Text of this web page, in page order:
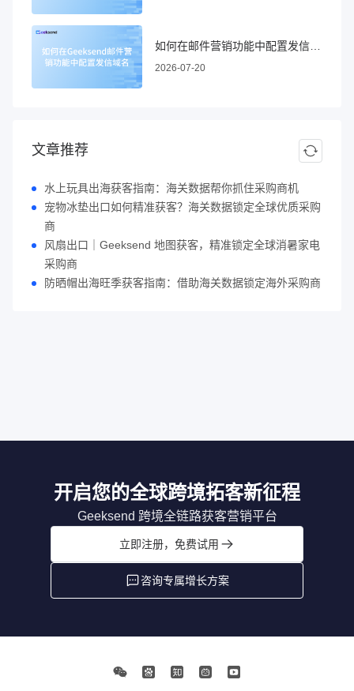
2026-07-20
文章推荐
水上玩具出海获客指南：海关数据帮你抓住采购商机
宠物冰垫出口如何精准获客？海关数据锁定全球优质采购
商
风扇出口｜Geeksend 地图获客，精准锁定全球消暑家电
采购商
防晒帽出海旺季获客指南：借助海关数据锁定海外采购商
开启您的全球跨境拓客新征程
Geeksend 跨境全链路获客营销平台
立即注册，免费试用
咨询专属增长方案